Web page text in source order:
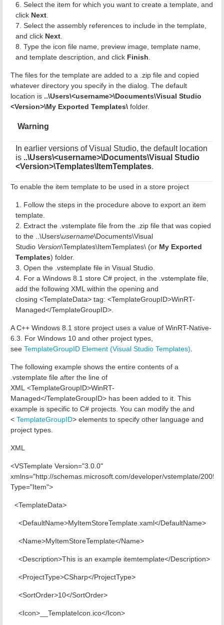
Select the item for which you want to create a template, and
click Next
Select the assembly references to include in the template,
and click Next
Type the icon file name, preview image, template name,
and template description, and click Finish
The files for the template are added to a .zip file and copied
whatever directory you specify in the dialog. The default
location is ..\Users\<username>\Documents\Visual Studio
<Version>\My Exported Templates\ folder.
Warning
In earlier versions of Visual Studio, the default location
is ..\Users\<username>\Documents\Visual Studio
<Version>\Templates\ItemTemplates.
To enable the item template to be used in a store project
Follow the steps in the procedure above to export an item
template.
Extract the .vstemplate file from the .zip file that was copied
to the ..\Users\username\Documents\Visual
Studio Version\Templates\ItemTemplates\ (or My Exported
Templates) folder.
Open the .vstemplate file in Visual Studio.
For a Windows 8.1 store C# project, in the .vstemplate file,
add the following XML within the opening and
closing <TemplateData> tag: <TemplateGroupID>WinRT-
Managed</TemplateGroupID>.
A C++ Windows 8.1 store project uses a value of WinRT-Native-
6.3. For Windows 10 and other project types,
see TemplateGroupID Element (Visual Studio Templates)
The following example shows the entire contents of a
.vstemplate file after the line of
XML <TemplateGroupID>WinRT-
Managed</TemplateGroupID> has been added to it. This
example is specific to C# projects. You can modify the and
< TemplateGroupID> elements to specify other language and
project types.
XML
<VSTemplate Version="3.0.0"
xmlns="http://schemas.microsoft.com/developer/vstemplate/2005"
Type="Item">
<TemplateData>
<DefaultName>MyItemStoreTemplate.xaml</DefaultName>
<Name>MyItemStoreTemplate</Name>
<Description>This is an example itemtemplate</Description>
<ProjectType>CSharp</ProjectType>
<SortOrder>10</SortOrder>
<Icon>__TemplateIcon.ico</Icon>